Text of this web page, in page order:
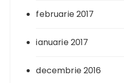
februarie 2017
ianuarie 2017
decembrie 2016